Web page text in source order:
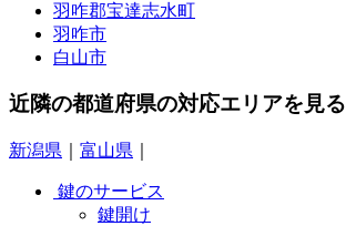
羽咋郡宝達志水町
羽咋市
白山市
近隣の都道府県の対応エリアを見る
新潟県 富山県
鍵のサービス
鍵開け